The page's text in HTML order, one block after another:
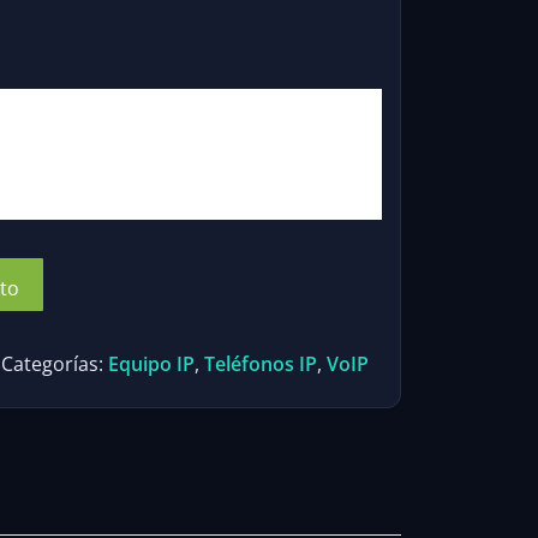
Categorías: Equipo IP, Teléfonos IP, VoIP